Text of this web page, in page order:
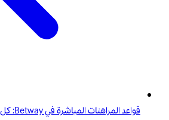
قواعد المراهنات المباشرة في Betway: كل ما تحتاج إلى معرفته